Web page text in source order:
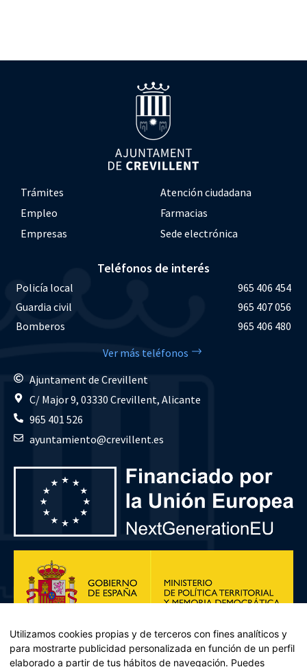
Trámites
Atención ciudadana
Empleo
Farmacias
Empresas
Sede electrónica
Teléfonos de interés
Policía local
965 406 454
Guardia civil
965 407 056
Bomberos
965 406 480
Ver más teléfonos
Ajuntament de Crevillent
C/ Major 9, 03330 Crevillent, Alicante
965 401 526
ayuntamiento@crevillent.es
Utilizamos cookies propias y de terceros con fines analíticos y
para mostrarte publicidad personalizada en función de un perfil
elaborado a partir de tus hábitos de navegación. Puedes